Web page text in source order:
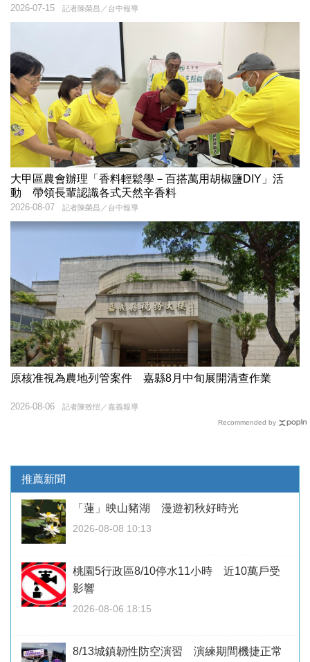
記者陳榮昌／台中報導
2026-07-15
大甲區農會辦理「香料輕鬆學－百搭萬用胡椒鹽DIY」活
動 帶領長輩認識各式天然辛香料
記者陳榮昌／台中報導
2026-08-07
原核准視為農地列管案件 嘉縣8月中旬展開清查作業
記者陳致愷／嘉義報導
2026-08-06
Recommended by
推薦新聞
「蓮」映山豬湖 漫遊初秋好時光
2026-08-08 10:13
桃園5行政區8/10停水11小時 近10萬戶受
影響
2026-08-06 18:15
8/13城鎮韌性防空演習 演練期間機捷正常